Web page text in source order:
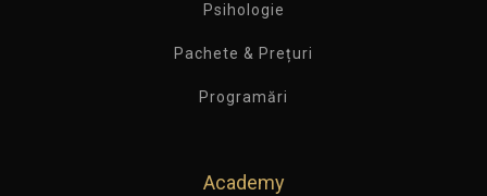
Psihologie
Pachete & Prețuri
Programări
Academy